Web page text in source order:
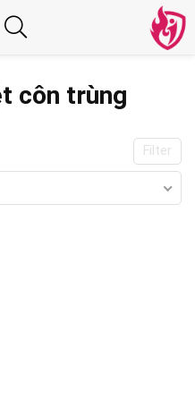
côn trùng
Filter